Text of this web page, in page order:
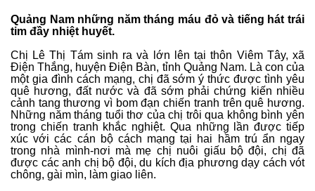
Quảng Nam những năm tháng máu đỏ và tiếng hát trái
tim đầy nhiệt huyết.
Chị Lê Thị Tám sinh ra và lớn lên tại thôn Viêm Tây, xã
Điện Thắng, huyện Điện Bàn, tỉnh Quảng Nam. Là con của
một gia đình cách mạng, chị đã sớm ý thức được tình yêu
quê hương, đất nước và đã sớm phải chứng kiến nhiều
cảnh tang thương vì bom đạn chiến tranh trên quê hương.
Những năm tháng tuổi thơ của chị trôi qua không bình yên
trong chiến tranh khắc nghiệt. Qua những lần được tiếp
xúc với các cán bộ cách mạng tại hai hầm trú ẩn ngay
trong nhà mình-nơi mà mẹ chị nuôi giấu bộ đội, chị đã
được các anh chị bộ đội, du kích địa phương dạy cách vót
chông, gài mìn, làm giao liên.